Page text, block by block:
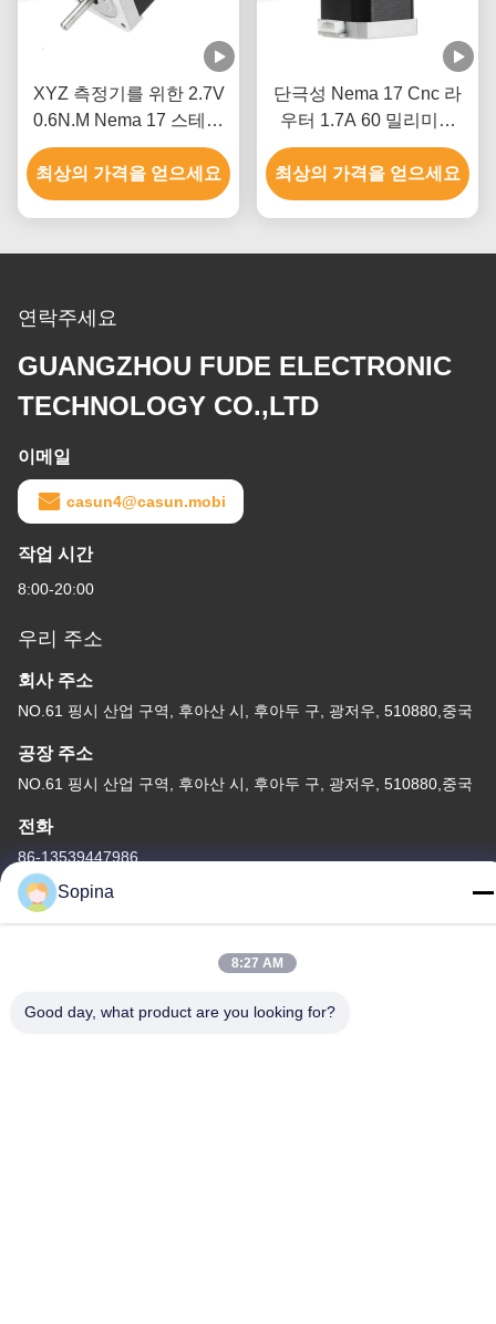
XYZ 측정기를 위한 2.7V
0.6N.M Nema 17 스테핑
모터
최상의 가격을 얻으세요
단극성 Nema 17 Cnc 라
우터 1.7A 60 밀리미터
3018 Cnc 스텝 모터
최상의 가격을 얻으세요
연락주세요
GUANGZHOU FUDE ELECTRONIC
TECHNOLOGY CO.,LTD
이메일
casun4@casun.mobi
작업 시간
8:00-20:00
우리 주소
회사 주소
NO.61 핑시 산업 구역, 후아산 시, 후아두 구, 광저우, 510880,중국
공장 주소
NO.61 핑시 산업 구역, 후아산 시, 후아두 구, 광저우, 510880,중국
전화
86-13539447986
GUANGZHOU FUDE ELECTRONIC TECHNOLOGY CO.,LTD . 무
Sopina
8:27 AM
Good day, what product are you looking for?